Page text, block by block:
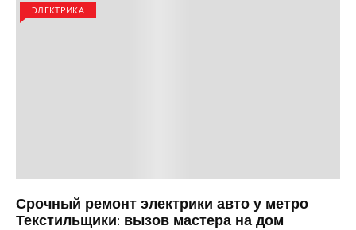
ЭЛЕКТРИКА
Срочный ремонт электрики авто у метро
Текстильщики: вызов мастера на дом